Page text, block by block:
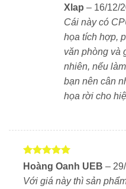
Màn hình 15.6 inch
nhìn, bảo vệ mắt
Máy được trang bị màn
phân giải Full HD hoặc
quét 120Hz, hình ảnh
chói giúp làm việc hiệu
Công nghệ
đó giảm mỏi mắt khi sử
Xlap – 16/12/
Cái này có
họa tích hợp,
văn phòng và
nhiên, nếu
bạn nên cân
họa rời cho
Được xếp
hạng55
sao
Hoàng Oanh UEB –
Với giá này thì sản